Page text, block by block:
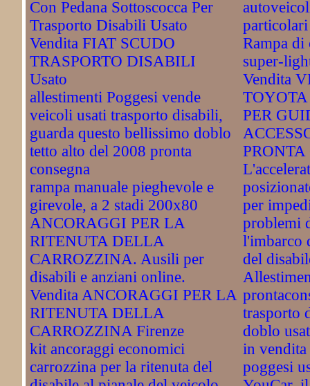
Con Pedana Sottoscocca Per
Trasporto Disabili Usato
Vendita FIAT SCUDO
TRASPORTO DISABILI
Usato
allestimenti Poggesi vende
veicoli usati trasporto disabili,
guarda questo bellissimo doblo
tetto alto del 2008 pronta
consegna
rampa manuale pieghevole e
girevole, a 2 stadi 200x80
ANCORAGGI PER LA
RITENUTA DELLA
CARROZZINA. Ausili per
disabili e anziani online.
Vendita ANCORAGGI PER LA
RITENUTA DELLA
CARROZZINA Firenze
kit ancoraggi economici
carrozzina per la ritenuta del
particolari
Rampa di
super-
Vendita
PER
PRONTA
per
problemi
l'imbarco
del
trasporto
doblo
in
poggesi